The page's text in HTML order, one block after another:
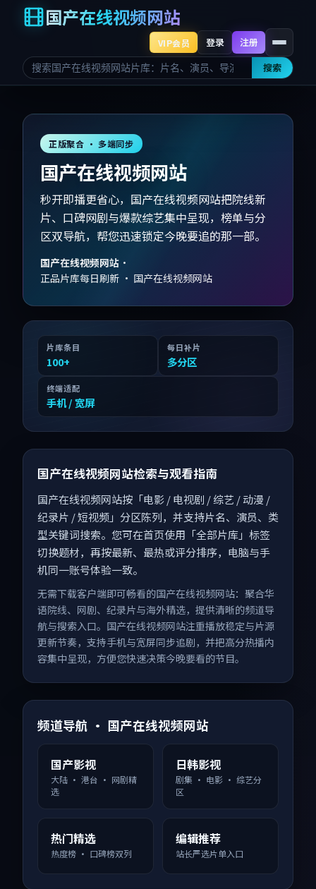
国产在线视频网站
搜索
VIP会员 登录 注册
正版聚合 · 多端同步
国产在线视频网站
秒开即播更省心，国产在线视频网站把院线新
片、口碑网剧与爆款综艺集中呈现，榜单与分
区双导航，帮您迅速锁定今晚要追的那一部。
国产在线视频网站 ·
正品片库每日刷新 · 国产在线视频网站
片库条目
100+
每日补片
多分区
终端适配
手机 / 宽屏
国产在线视频网站检索与观看指南
国产在线视频网站按「电影 / 电视剧 / 综艺 / 动漫 /
纪录片 / 短视频」分区陈列，并支持片名、演员、类
型关键词搜索。您可在首页使用「全部片库」标签
切换题材，再按最新、最热或评分排序，电脑与手
机同一账号体验一致。
无需下载客户端即可畅看的国产在线视频网站：聚合华
语院线、网剧、纪录片与海外精选，提供清晰的频道导
航与搜索入口。国产在线视频网站注重播放稳定与片源
更新节奏，支持手机与宽屏同步追剧，并把高分热播内
容集中呈现，方便您快速决策今晚要看的节目。
频道导航 · 国产在线视频网站
国产影视
大陆 · 港台 · 网剧精
选
日韩影视
剧集 · 电影 · 综艺分
区
热门精选
热度榜 · 口碑榜双列
编辑推荐
站长严选片单入口